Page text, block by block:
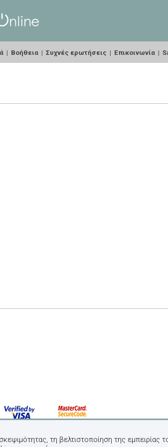
| Βοήθεια | Συχνές ερωτήσεις | Επικοινωνία |
τη βελτιστοποίηση της εμπειρίας